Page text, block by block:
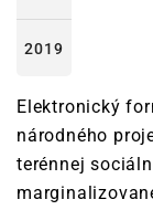
2019
Elektronický
národného
terénnej